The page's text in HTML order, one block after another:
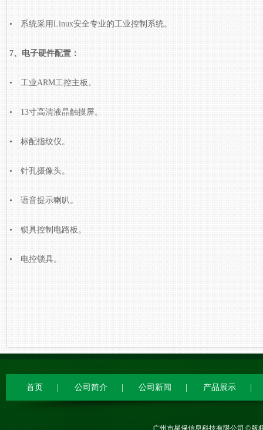
• 系统采用Linux安全专业的工业控制系统。
7、电子硬件配置：
• 工业ARM工控主板。
• 13寸高清液晶触摸屏。
• 标配指纹仪。
• 针孔摄像头。
• 语音提示喇叭。
• 锁具控制电路板。
• 电控锁具。
首页 公司简介 公司新闻 产品展示
广州市星保信息科技有限公司 © 版